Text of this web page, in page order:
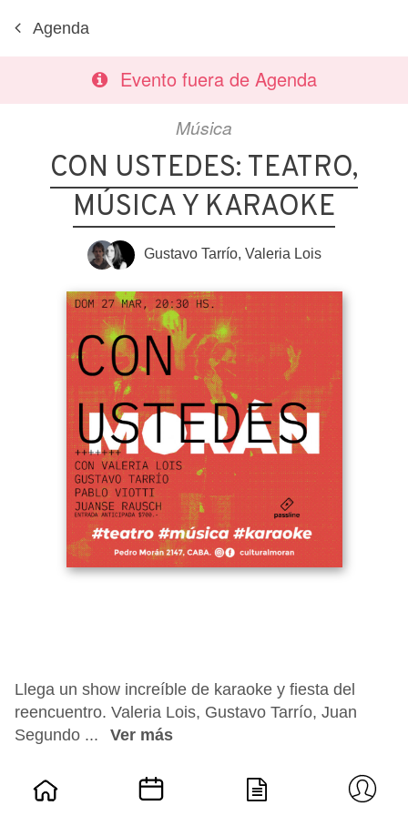
Agenda
Evento fuera de Agenda
Música
CON USTEDES: TEATRO,
MÚSICA Y KARAOKE
Gustavo Tarrío, Valeria Lois
Llega un show increíble de karaoke y fiesta del
reencuentro. Valeria Lois, Gustavo Tarrío, Juan
Segundo ...
Ver más